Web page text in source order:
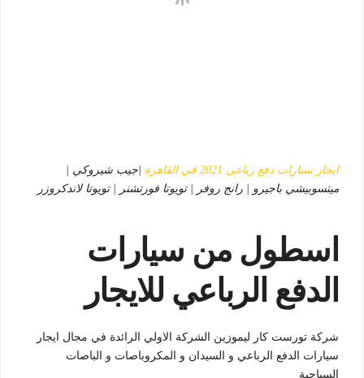
ايجار سيارات دفع رباعي 2021 في القاهرة
|جيب شيروكي |
ميتسوبيشي باجيرو | رانج روفر | تويوتا فورتشنر | تويوتا لاندكروزر
اسطول من سيارات
الدفع الرباعي للايجار
شركة تورست كار ليموزين الشركة الاولي الرائدة في مجال ايجار
سيارات الدفع الرباعي و السيدان و المكروباصات و الباصات
السياحية